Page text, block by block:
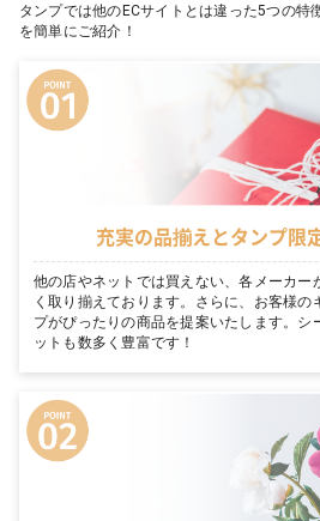
タンプでは他のECサイトとは違った5つの特
を簡単にご紹介！
充実の品揃えとタンプ限
他の店やネットでは買えない、各メーカー
く取り揃えております。さらに、お客様の
プがぴったりの商品を提案いたします。シ
ットも数多く豊富です！